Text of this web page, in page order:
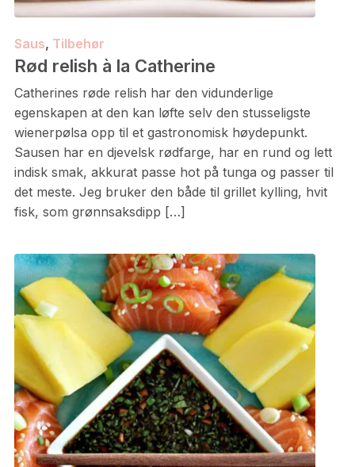
Saus, Tilbehør
Rød relish à la Catherine
Catherines røde relish har den vidunderlige
egenskapen at den kan løfte selv den stusseligste
wienerpølsa opp til et gastronomisk høydepunkt.
Sausen har en djevelsk rødfarge, har en rund og lett
indisk smak, akkurat passe hot på tunga og passer til
det meste. Jeg bruker den både til grillet kylling, hvit
fisk, som grønnsaksdipp […]